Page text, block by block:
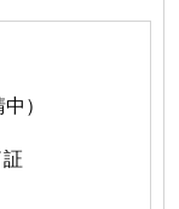
）